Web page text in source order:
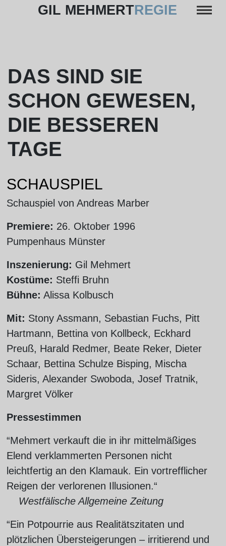
GIL MEHMERTREGIE
DAS SIND SIE
SCHON GEWESEN,
DIE BESSEREN
TAGE
SCHAUSPIEL
Schauspiel von Andreas Marber
Premiere: 26. Oktober 1996
Pumpenhaus Münster
Inszenierung: Gil Mehmert
Kostüme: Steffi Bruhn
Bühne: Alissa Kolbusch
Mit: Stony Assmann, Sebastian Fuchs, Pitt
Hartmann, Bettina von Kollbeck, Eckhard
Preuß, Harald Redmer, Beate Reker, Dieter
Schaar, Bettina Schulze Bisping, Mischa
Sideris, Alexander Swoboda, Josef Tratnik,
Margret Völker
Pressestimmen
“Mehmert verkauft die in ihr mittelmäßiges
Elend verklammerten Personen nicht
leichtfertig an den Klamauk. Ein vortrefflicher
Reigen der verlorenen Illusionen.“
Westfälische Allgemeine Zeitung
“Ein Potpourrie aus Realitätszitaten und
plötzlichen Übersteigerungen – irritierend und